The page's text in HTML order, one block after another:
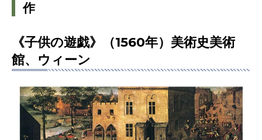
作
《子供の遊戯》（1560年）美術史美術
館、ウィーン